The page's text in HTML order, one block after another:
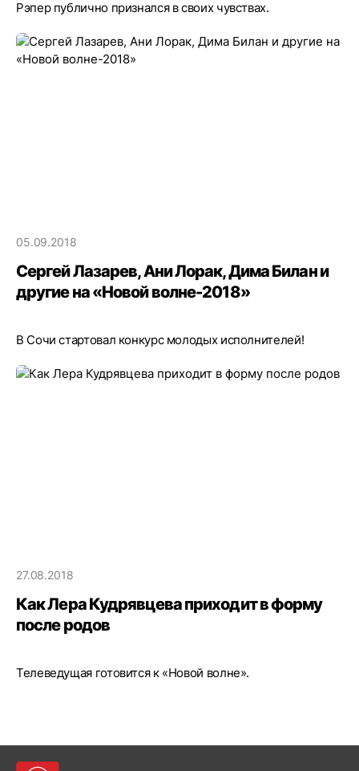
Рэпер публично признался в своих чувствах.
05.09.2018
Сергей Лазарев, Ани Лорак, Дима Билан и
другие на «Новой волне-2018»
В Сочи стартовал конкурс молодых исполнителей!
27.08.2018
Как Лера Кудрявцева приходит в форму
после родов
Телеведущая готовится к «Новой волне».